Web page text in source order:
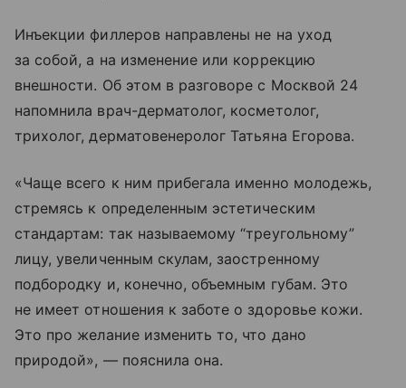
Инъекции филлеров направлены не на уход
за собой, а на изменение или коррекцию
внешности. Об этом в разговоре с Москвой 24
напомнила врач-дерматолог, косметолог,
трихолог, дерматовенеролог Татьяна Егорова.
«Чаще всего к ним прибегала именно молодежь,
стремясь к определенным эстетическим
стандартам: так называемому “треугольному”
лицу, увеличенным скулам, заостренному
подбородку и, конечно, объемным губам. Это
не имеет отношения к заботе о здоровье кожи.
Это про желание изменить то, что дано
природой», — пояснила она.